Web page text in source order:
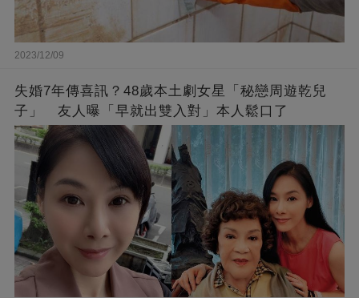
2023/12/09
失婚7年傳喜訊？48歲本土劇女星「秘戀周遊乾兒
子」 友人曝「早就出雙入對」本人鬆口了